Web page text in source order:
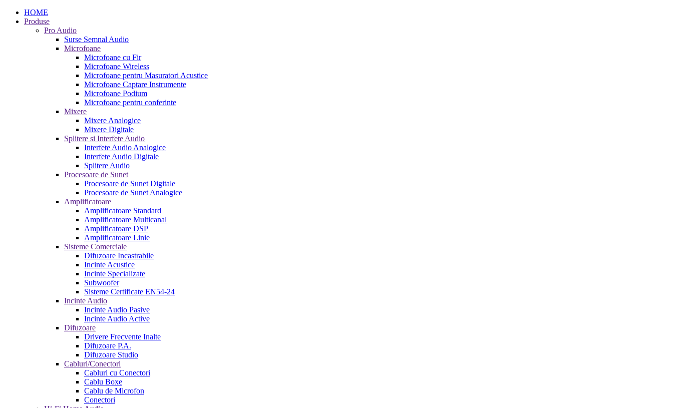
HOME
Produse
Pro Audio
Surse Semnal Audio
Microfoane
Microfoane cu Fir
Microfoane Wireless
Microfoane pentru Masuratori Acustice
Microfoane Captare Instrumente
Microfoane Podium
Microfoane pentru conferinte
Mixere
Mixere Analogice
Mixere Digitale
Splitere si Interfete Audio
Interfete Audio Analogice
Interfete Audio Digitale
Splitere Audio
Procesoare de Sunet
Procesoare de Sunet Digitale
Procesoare de Sunet Analogice
Amplificatoare
Amplificatoare Standard
Amplificatoare Multicanal
Amplificatoare DSP
Amplificatoare Linie
Sisteme Comerciale
Difuzoare Incastrabile
Incinte Acustice
Incinte Specializate
Subwoofer
Sisteme Certificate EN54-24
Incinte Audio
Incinte Audio Pasive
Incinte Audio Active
Difuzoare
Drivere Frecvente Inalte
Difuzoare P.A.
Difuzoare Studio
Cabluri/Conectori
Cabluri cu Conectori
Cablu Boxe
Cablu de Microfon
Conectori